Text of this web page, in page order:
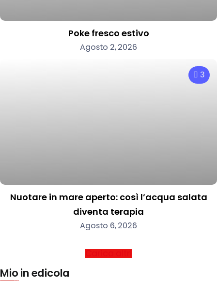
Poke fresco estivo
Agosto 2, 2026
3
Nuotare in mare aperto: così l’acqua salata
diventa terapia
Agosto 6, 2026
Carica altri
Mio in edicola